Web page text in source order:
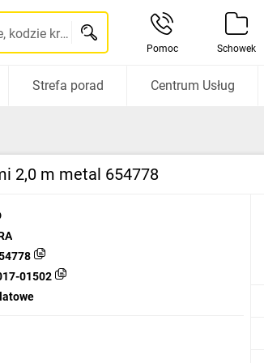
Szukaj po nazwie, indeksie, producencie, kodzie kreskowym...
Pomoc Schowek
Strefa porad Centrum Usług
2,0 m metal 654778
01502